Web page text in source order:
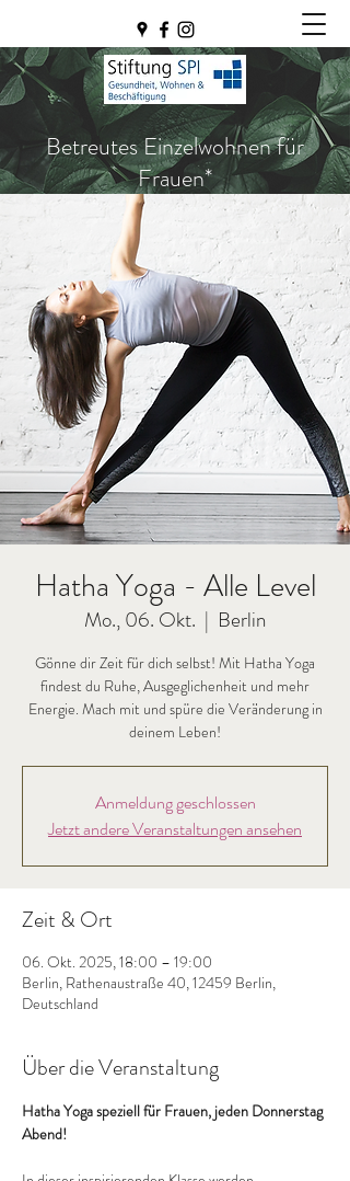
Betreutes Einzelwohnen für
Frauen*
Hatha Yoga - Alle Level
Mo., 06. Okt.
  |
Berlin
Gönne dir Zeit für dich selbst! Mit Hatha Yoga
findest du Ruhe, Ausgeglichenheit und mehr
Energie. Mach mit und spüre die Veränderung in
deinem Leben!
Anmeldung geschlossen
Jetzt andere Veranstaltungen ansehen
Zeit & Ort
06. Okt. 2025, 18:00 – 19:00
Berlin, Rathenaustraße 40, 12459 Berlin,
Deutschland
Über die Veranstaltung
Hatha Yoga speziell für Frauen, jeden Donnerstag
Abend!